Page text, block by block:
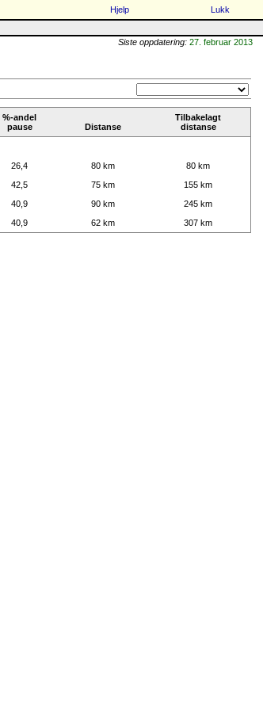
Hjelp
Lukk
Siste oppdatering: 27. februar 2013
%-andel
pause
Distanse
Tilbakelagt
distanse
26,4 80 km
80 km
42,5 75 km
155 km
40,9 90 km
245 km
40,9 62 km 307 km